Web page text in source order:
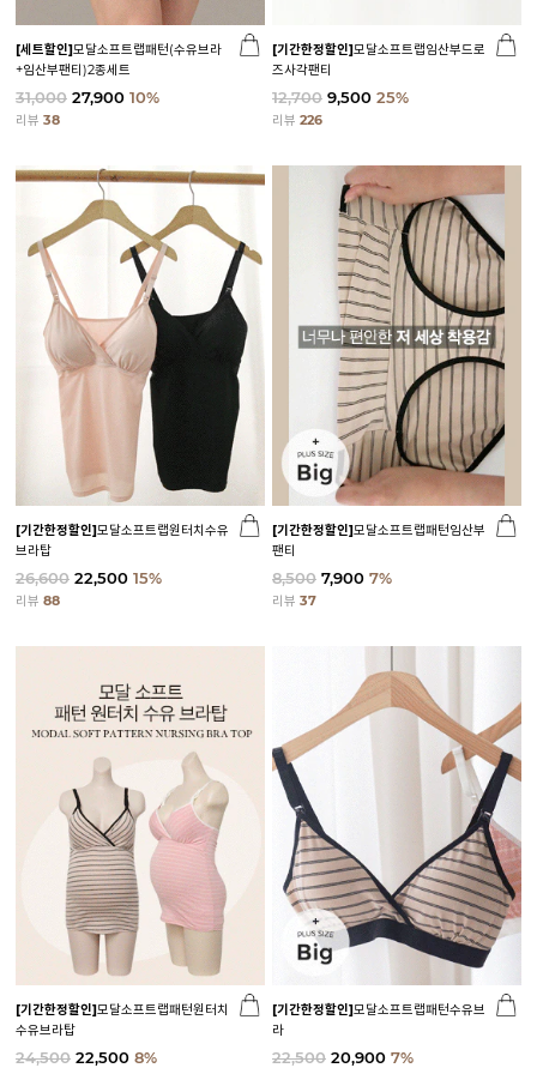
[세트할인]모달소프트랩패턴(수유브라
+임산부팬티)2종세트
31,000 27,900 10%
리뷰 38
[기간한정할인]모달소프트랩임산부드로
즈사각팬티
12,700 9,500 25%
리뷰 226
[기간한정할인]모달소프트랩원터치수유
브라탑
26,600 22,500 15%
리뷰 88
[기간한정할인]모달소프트랩패턴임산부
팬티
8,500 7,900 7%
리뷰 37
[기간한정할인]모달소프트랩패턴원터치
수유브라탑
24,500 22,500 8%
[기간한정할인]모달소프트랩패턴수유브
라
22,500 20,900 7%